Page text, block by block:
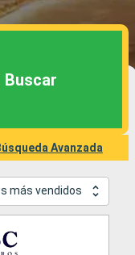
Buscar
Avanzada
más vendidos